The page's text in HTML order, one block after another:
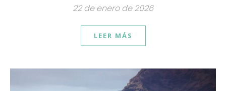
22 de enero de 2026
LEER MÁS